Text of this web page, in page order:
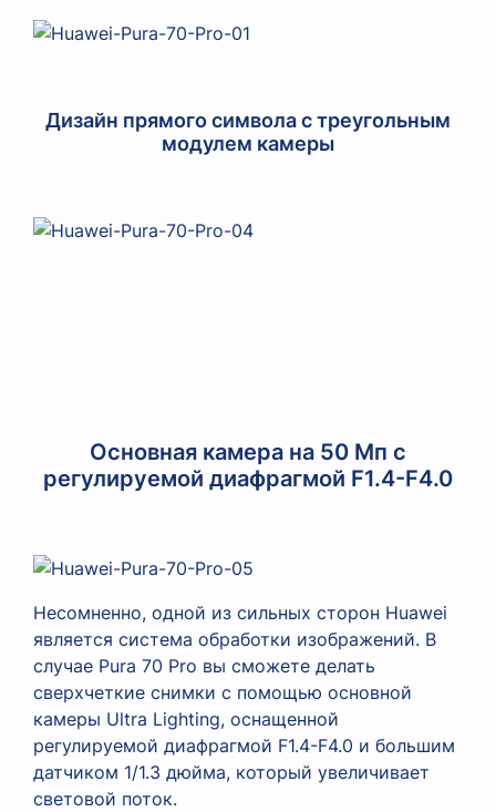
Дизайн прямого символа с треугольным
модулем камеры
Основная камера на 50 Мп с
регулируемой диафрагмой F1.4-F4.0
Несомненно, одной из сильных сторон Huawei
является система обработки изображений. В
случае Pura 70 Pro вы сможете делать
сверхчеткие снимки с помощью основной
камеры Ultra Lighting, оснащенной
регулируемой диафрагмой F1.4-F4.0 и большим
датчиком 1/1.3 дюйма, который увеличивает
световой поток.